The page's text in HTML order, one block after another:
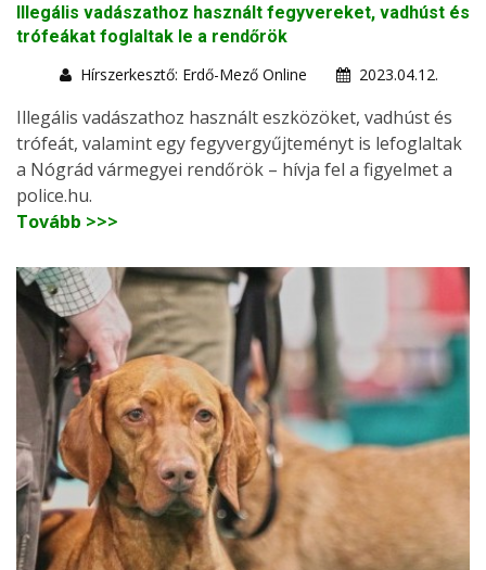
Illegális vadászathoz használt fegyvereket, vadhúst és
trófeákat foglaltak le a rendőrök
Hírszerkesztő: Erdő-Mező Online
2023.04.12.
Illegális vadászathoz használt eszközöket, vadhúst és
trófeát, valamint egy fegyvergyűjteményt is lefoglaltak
a Nógrád vármegyei rendőrök – hívja fel a figyelmet a
police.hu.
Tovább >>>